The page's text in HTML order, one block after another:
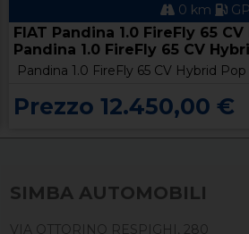
0 km
FIAT Pandina 1.0 FireFly 65
Pandina 1.0 FireFly 65 CV
Pandina 1.0 FireFly 65 CV Hybrid
Prezzo 12.450,00 €
SIMBA AUTOMOBILI
VIA OTTORINO RESPIGHI, 280